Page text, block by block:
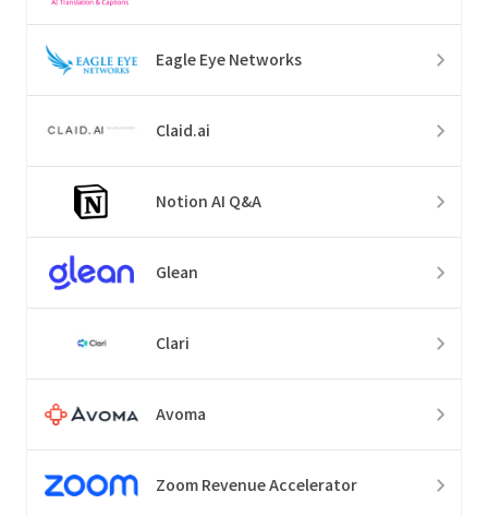
Eagle Eye Networks
Claid.ai
Notion AI Q&A
Glean
Clari
Avoma
Zoom Revenue Accelerator